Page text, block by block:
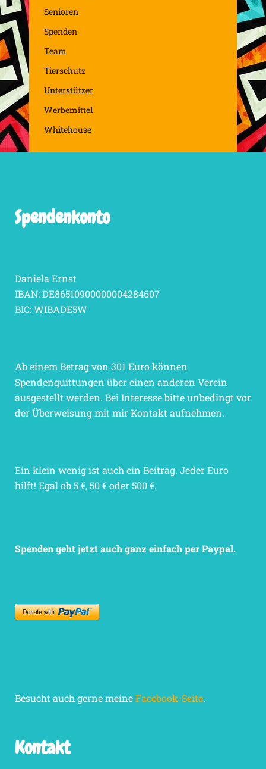
Senioren
Spenden
Team
Tierschutz
Unterstützer
Werbemittel
Whitehouse
Spendenkonto
Daniela Ernst
IBAN: DE86510900000004284607
BIC: WIBADE5W
Ab einem Betrag von 301 Euro können
Spendenquittungen über einen anderen Verein
ausgestellt werden. Bei Interesse bitte unbedingt vor
der Überweisung mit mir Kontakt aufnehmen.
Ein klein wenig ist auch ein Beitrag. Jeder Euro
hilft! Egal ob 5 €, 50 € oder 500 €.
Spenden geht jetzt auch ganz einfach per Paypal.
Besucht auch gerne meineFacebook-Seite.
Kontakt